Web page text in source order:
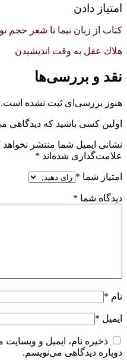
امتیاز دادن
کتاب از زبان نیما تا شعر حجم
هلاك عقل به وقت انديشيدن
نقد و بررسی‌ها
هنوز بررسی‌ای ثبت نشده است.
اولین کسی باشید که دیدگاهی
نشانی ایمیل شما منتشر
علامت‌گذاری شده‌اند *
امتیاز شما *
دیدگاه شما *
نام *
ایمیل *
ذخیره نام، ایمیل و
دوباره دیدگاهی می‌نویسم.